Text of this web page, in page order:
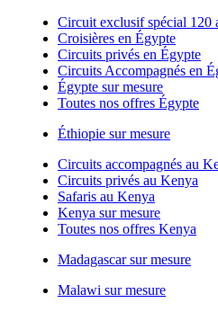
Circuit exclusif spécial 120
Croisières en Égypte
Circuits privés en Égypte
Circuits Accompagnés en
Égypte sur mesure
Toutes nos offres Égypte
Éthiopie sur mesure
Circuits accompagnés au
Circuits privés au Kenya
Safaris au Kenya
Kenya sur mesure
Toutes nos offres Kenya
Madagascar sur mesure
Malawi sur mesure